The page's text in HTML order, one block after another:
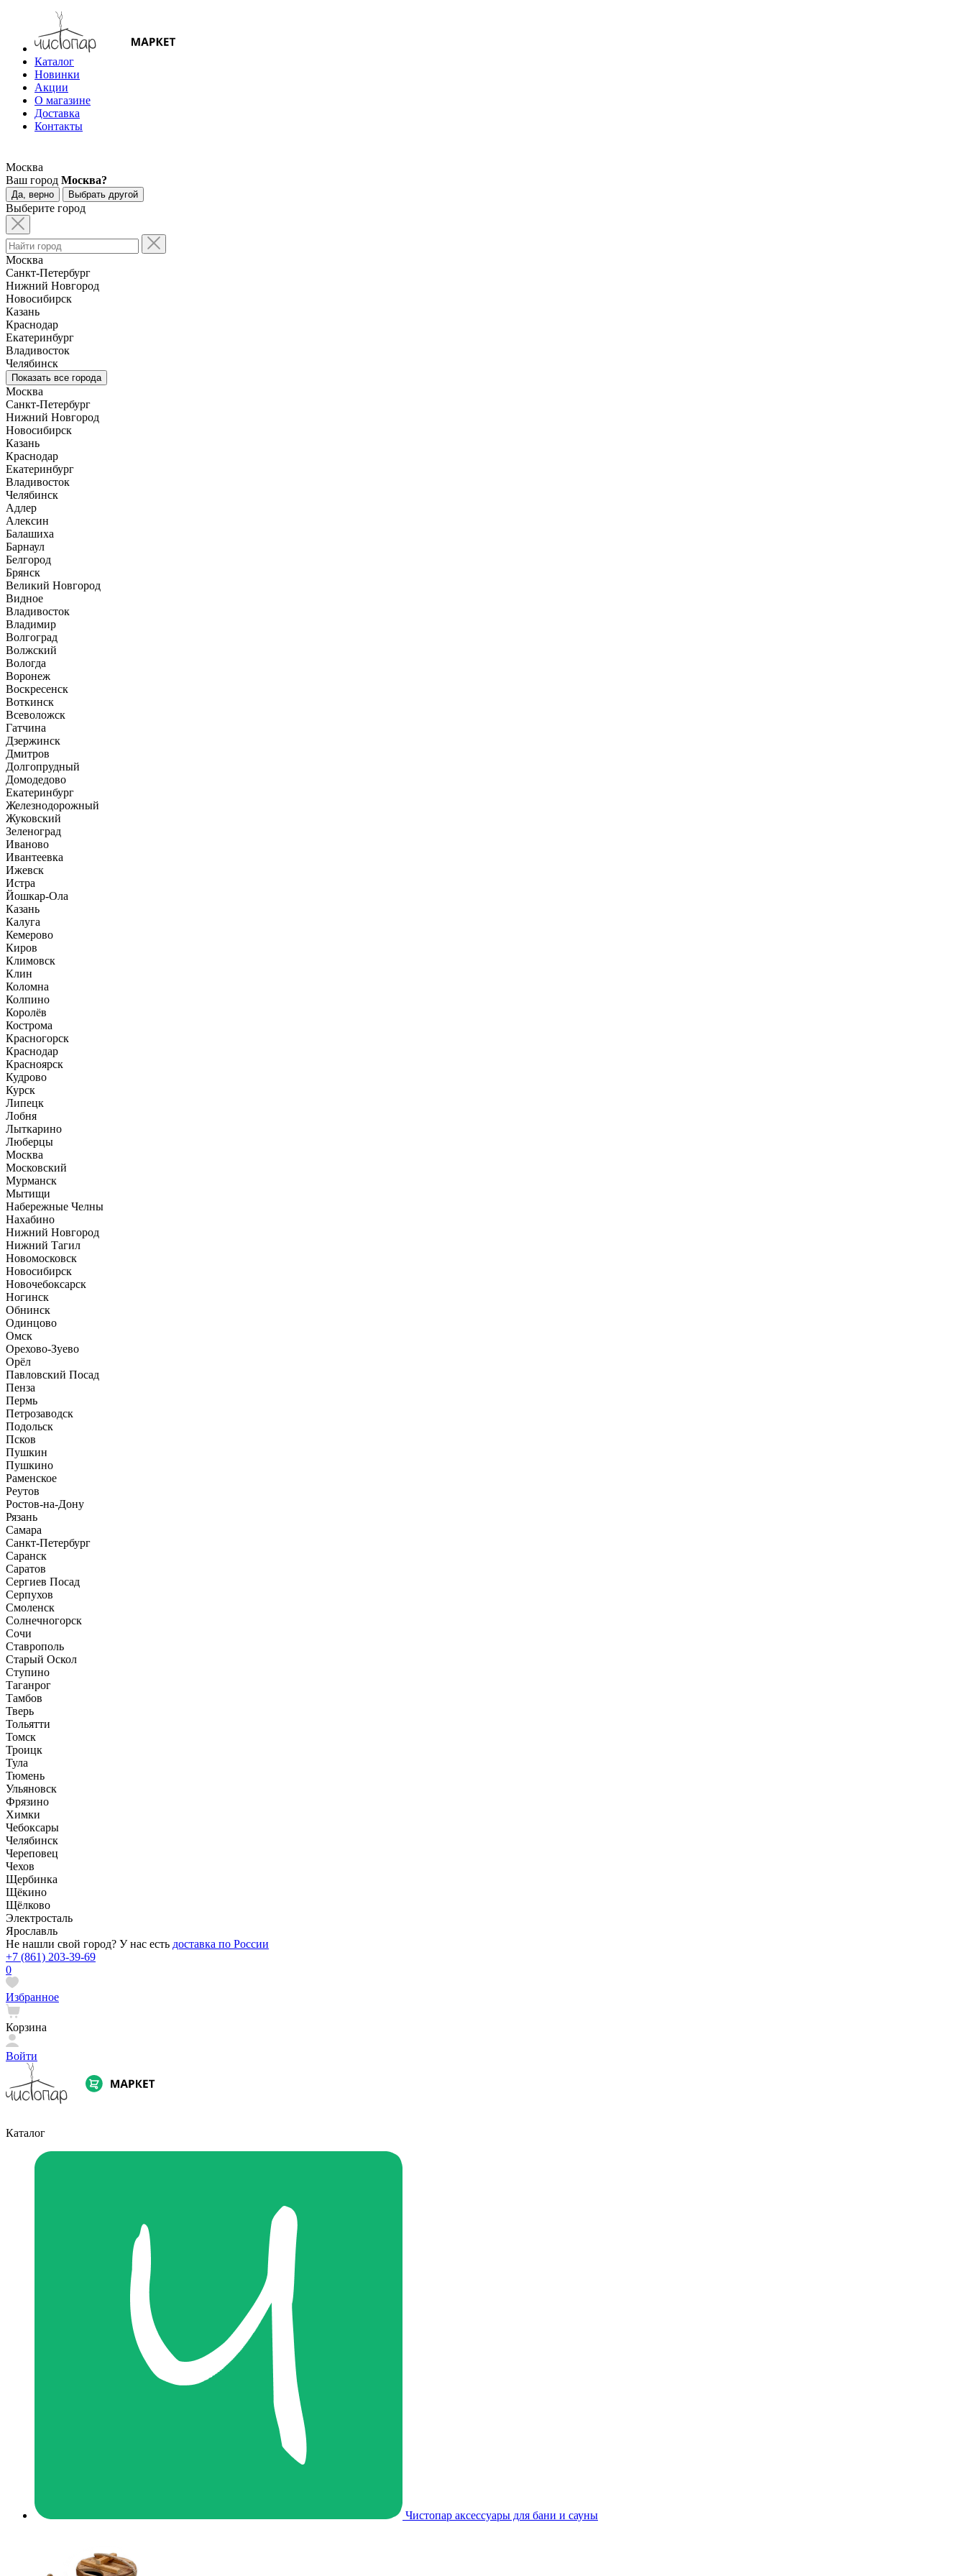
Каталог
Новинки
Акции
О магазине
Доставка
Контакты
Москва
Ваш город Москва?
Да, верно Выбрать другой
Выберите город
Москва
Санкт-Петербург
Нижний Новгород
Новосибирск
Казань
Краснодар
Екатеринбург
Владивосток
Челябинск
Показать все города
Москва
Санкт-Петербург
Нижний Новгород
Новосибирск
Казань
Краснодар
Екатеринбург
Владивосток
Челябинск
Адлер
Алексин
Балашиха
Барнаул
Белгород
Брянск
Великий Новгород
Видное
Владивосток
Владимир
Волгоград
Волжский
Вологда
Воронеж
Воскресенск
Воткинск
Всеволожск
Гатчина
Дзержинск
Дмитров
Долгопрудный
Домодедово
Екатеринбург
Железнодорожный
Жуковский
Зеленоград
Иваново
Ивантеевка
Ижевск
Истра
Йошкар-Ола
Казань
Калуга
Кемерово
Киров
Климовск
Клин
Коломна
Колпино
Королёв
Кострома
Красногорск
Краснодар
Красноярск
Кудрово
Курск
Липецк
Лобня
Лыткарино
Люберцы
Москва
Московский
Мурманск
Мытищи
Набережные Челны
Нахабино
Нижний Новгород
Нижний Тагил
Новомосковск
Новосибирск
Новочебоксарск
Ногинск
Обнинск
Одинцово
Омск
Орехово-Зуево
Орёл
Павловский Посад
Пенза
Пермь
Петрозаводск
Подольск
Псков
Пушкин
Пушкино
Раменское
Реутов
Ростов-на-Дону
Рязань
Самара
Санкт-Петербург
Саранск
Саратов
Сергиев Посад
Серпухов
Смоленск
Солнечногорск
Сочи
Ставрополь
Старый Оскол
Ступино
Таганрог
Тамбов
Тверь
Тольятти
Томск
Троицк
Тула
Тюмень
Ульяновск
Фрязино
Химки
Чебоксары
Челябинск
Череповец
Чехов
Щербинка
Щёкино
Щёлково
Электросталь
Ярославль
Не нашли свой город? У нас есть доставка по России
+7 (861) 203-39-69
0
Избранное
Корзина
Войти
Каталог
Чистопар аксессуары для бани и сауны